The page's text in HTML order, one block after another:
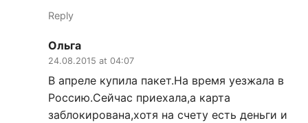
Reply
Ольга
24.08.2015 at 04:07
В апреле купила пакет.На время уезжала в
Россию.Сейчас приехала,а карта
заблокирована,хотя на счету есть деньги и